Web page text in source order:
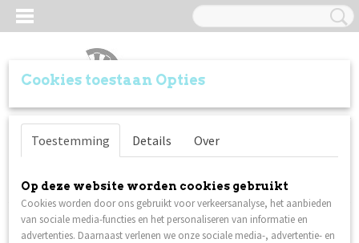
Inloggen Registreren
UW WINKELWAGEN
Home>Flights>Poly Metronic - Extra Strong - Std - Lion Face
Cookies toestaan Opties
Toestemming Details Over
Op deze website worden cookies gebruikt
Cookies worden door ons gebruikt voor verkeersanalyse, het aanbieden
van sociale media-functies en het personaliseren van informatie en
advertenties. Daarnaast verlenen we onze sociale media-, advertentie- en